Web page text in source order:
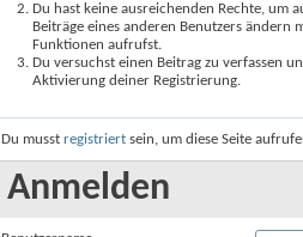
Du hast keine ausreichenden Rechte, um
Beiträge eines anderen Benutzers
Funktionen aufrufst.
Du versuchst einen Beitrag zu verfassen
Aktivierung deiner Registrierung.
Du musst registriert sein, um diese Seite
Anmelden